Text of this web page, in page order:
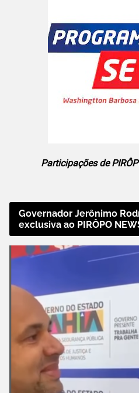
Participações de
Governador Jerônimo
exclusiva ao PIRÔPO